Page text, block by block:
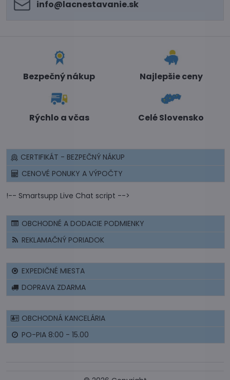
info​@lacnestavanie​.sk
Bezpečný nákup Najlepšie ceny
Rýchlo a včas Celé Slovensko
CERTIFIKÁT - BEZPEČNÝ NÁKUP
CENOVÉ PONUKY A VÝPOČTY
!-- Smartsupp Live Chat script -->
OBCHODNÉ A DODACIE PODMIENKY
REKLAMAČNÝ PORIADOK
EXPEDIČNÉ MIESTA
DOPRAVA ZDARMA
OBCHODNÁ KANCELÁRIA
PO-PIA 8:00 - 15.00